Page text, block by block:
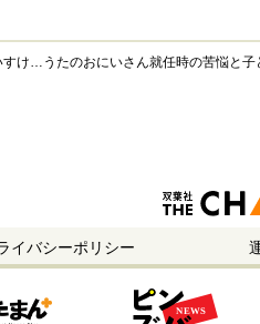
け…うたのおにいさん就任時の苦悩と
イバシーポリシー